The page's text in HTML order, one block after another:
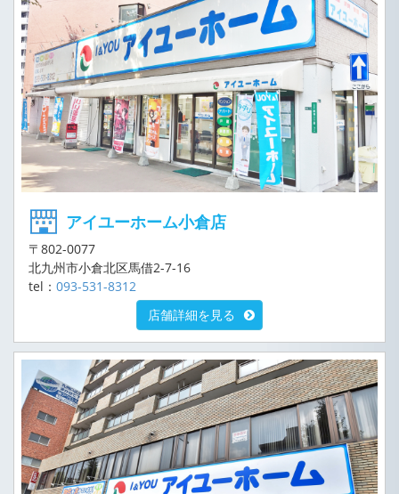
アイユーホーム小倉店
〒802-0077
北九州市小倉北区馬借2-7-16
tel： 093-531-8312
店舗詳細を見る